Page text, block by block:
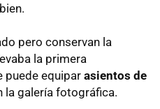
pero conservan la
la primera
puede equipar asientos de
la galería fotográfica.